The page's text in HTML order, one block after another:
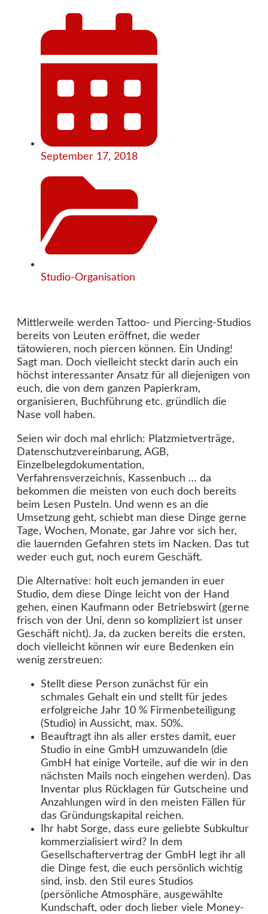
September 17, 2018
Studio-Organisation
Mittlerweile werden Tattoo- und Piercing-Studios
bereits von Leuten eröffnet, die weder
tätowieren, noch piercen können. Ein Unding!
Sagt man. Doch vielleicht steckt darin auch ein
höchst interessanter Ansatz für all diejenigen von
euch, die von dem ganzen Papierkram,
organisieren, Buchführung etc. gründlich die
Nase voll haben.
Seien wir doch mal ehrlich: Platzmietverträge,
Datenschutzvereinbarung, AGB,
Einzelbelegdokumentation,
Verfahrensverzeichnis, Kassenbuch …​ da
bekommen die meisten von euch doch bereits
beim Lesen Pusteln. Und wenn es an die
Umsetzung geht, schiebt man diese Dinge gerne
Tage, Wochen, Monate, gar Jahre vor sich her,
die lauernden Gefahren stets im Nacken. Das tut
weder euch gut, noch eurem Geschäft.
Die Alternative: holt euch jemanden in euer
Studio, dem diese Dinge leicht von der Hand
gehen, einen Kaufmann oder Betriebswirt (gerne
frisch von der Uni, denn so kompliziert ist unser
Geschäft nicht). Ja, da zucken bereits die ersten,
doch vielleicht können wir eure Bedenken ein
wenig zerstreuen:
Stellt diese Person zunächst für ein
schmales Gehalt ein und stellt für jedes
erfolgreiche Jahr 10 % Firmenbeteiligung
(Studio) in Aussicht, max. 50%.
Beauftragt ihn als aller erstes damit, euer
Studio in eine GmbH umzuwandeln (die
GmbH hat einige Vorteile, auf die wir in den
nächsten Mails noch eingehen werden). Das
Inventar plus Rücklagen für Gutscheine und
Anzahlungen wird in den meisten Fällen für
das Gründungskapital reichen.
Ihr habt Sorge, dass eure geliebte Subkultur
kommerzialisiert wird? In dem
Gesellschaftervertrag der GmbH legt ihr all
die Dinge fest, die euch persönlich wichtig
sind, insb. den Stil eures Studios
(persönliche Atmosphäre, ausgewählte
Kundschaft, oder doch lieber viele Money-